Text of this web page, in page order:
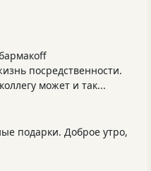
посредственности.
может и так...
подарки. Доброе утро,